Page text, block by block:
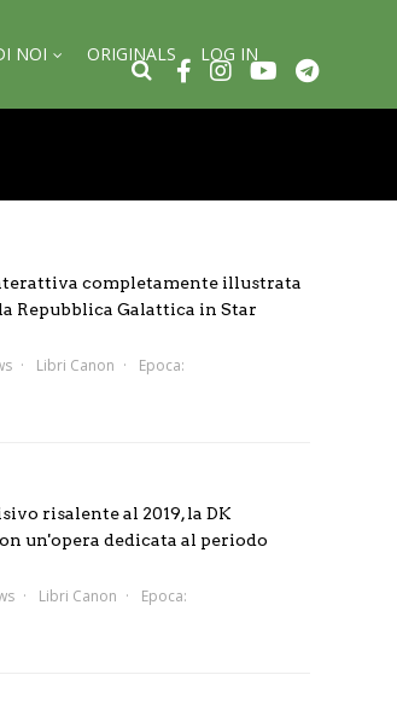
NOI ORIGINALS LOG IN
completamente illustrata
Repubblica Galattica in Star
Libri Canon
Epoca:
risalente al 2019, la DK
un'opera dedicata al periodo
Libri Canon
Epoca: